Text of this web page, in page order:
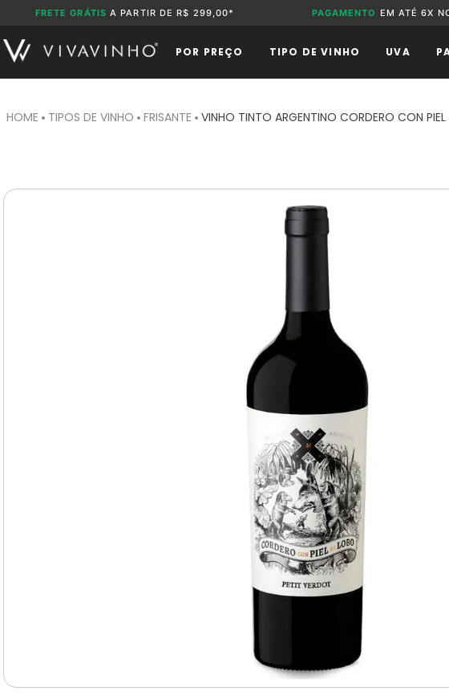
FRETE GRÁTIS A PARTIR DE R$ 299,00* PAGAMENTO EM ATÉ 6X
POR PREÇO TIPO DE VINHO UVA
TIPOS DE VINHO FRISANTE VINHO TINTO ARGENTINO CORDERO CON